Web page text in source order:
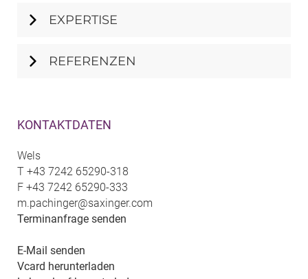
KONTAKTDATEN
Wels
T +43 7242 65290-318
F +43 7242 65290-333
m.pachinger@saxinger.com
Terminanfrage senden
E-Mail senden
Vcard herunterladen
EXPERTISE
REFERENZEN